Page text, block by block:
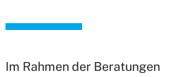
Im Rahmen der Beratungen